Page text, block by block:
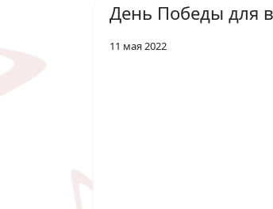
День Победы для
11 мая 2022